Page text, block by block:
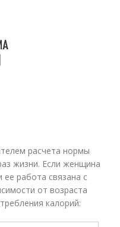
расчета нормы
жизни. Если женщина
работа связана с
от возраста
калорий: